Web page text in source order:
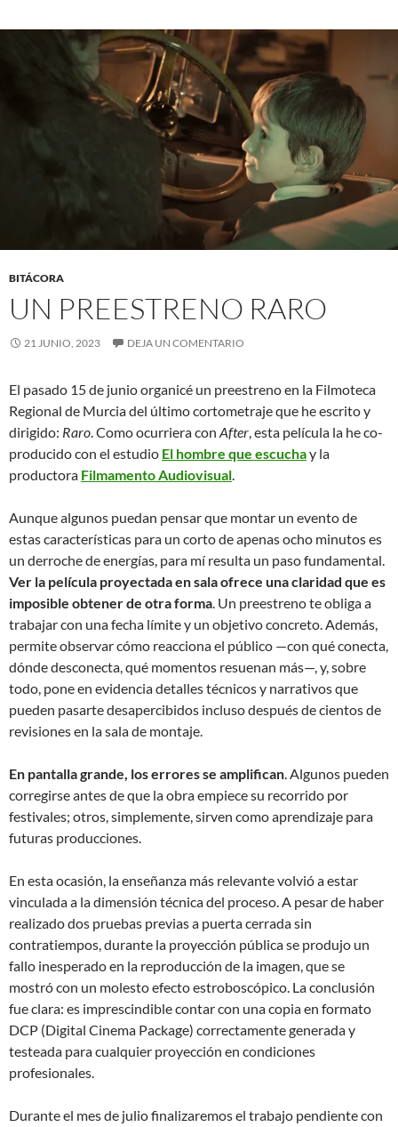
BITÁCORA
UN PREESTRENO RARO
21 JUNIO, 2023 DEJA UN COMENTARIO
El pasado 15 de junio organicé un preestreno en la Filmoteca
Regional de Murcia del último cortometraje que he escrito y
dirigido: Raro . Como ocurriera con After , esta película la he co-
producido con el estudio El hombre que escuchay la
productora Filmamento Audiovisual
Aunque algunos puedan pensar que montar un evento de
estas características para un corto de apenas ocho minutos es
un derroche de energías, para mí resulta un paso fundamental.
Ver la película proyectada en salaofrece una claridad que es
imposible obtener de otra forma . Un preestreno te obliga a
trabajar con una fecha límite y un objetivo concreto. Además,
permite observar cómo reacciona el público —con qué conecta,
dónde desconecta, qué momentos resuenan más—, y, sobre
todo, pone en evidencia detalles técnicos y narrativos que
pueden pasarte desapercibidos incluso después de cientos de
revisiones en la sala de montaje.
En pantalla grande, los errores se amplifican . Algunos pueden
corregirse antes de que la obra empiece su recorrido por
festivales; otros, simplemente, sirven como aprendizaje para
futuras producciones.
En esta ocasión, la enseñanza más relevante volvió a estar
vinculada a la dimensión técnica del proceso. A pesar de haber
realizado dos pruebas previas a puerta cerrada sin
contratiempos, durante la proyección pública se produjo un
fallo inesperado en la reproducción de la imagen, que se
mostró con un molesto efecto estroboscópico. La conclusión
fue clara: es imprescindible contar con una copia en formato
DCP (Digital Cinema Package) correctamente generada y
testeada para cualquier proyección en condiciones
profesionales.
Durante el mes de julio finalizaremos el trabajo pendiente con